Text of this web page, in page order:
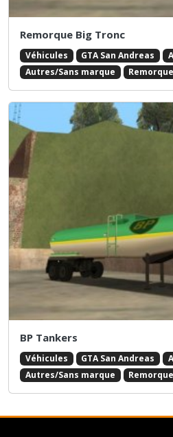
Remorque Big Tronc
Véhicules GTA San Andreas
Autres/Sans marque
Remorque
BP Tankers
Véhicules GTA San Andreas
Autres/Sans marque
Remorque